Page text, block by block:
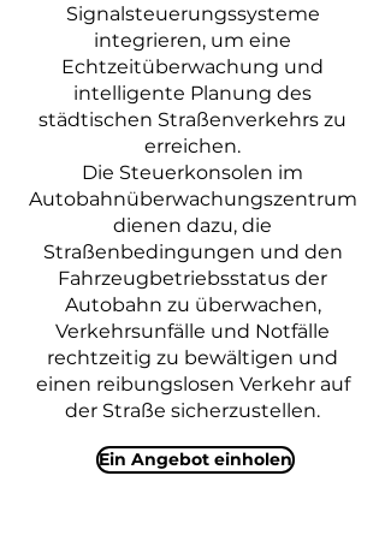
Signalsteuerungssysteme
integrieren, um eine
Echtzeitüberwachung und
intelligente Planung des
städtischen Straßenverkehrs zu
erreichen.
Die Steuerkonsolen im
Autobahnüberwachungszentrum
dienen dazu, die
Straßenbedingungen und den
Fahrzeugbetriebsstatus der
Autobahn zu überwachen,
Verkehrsunfälle und Notfälle
rechtzeitig zu bewältigen und
einen reibungslosen Verkehr auf
der Straße sicherzustellen.
Ein Angebot einholen